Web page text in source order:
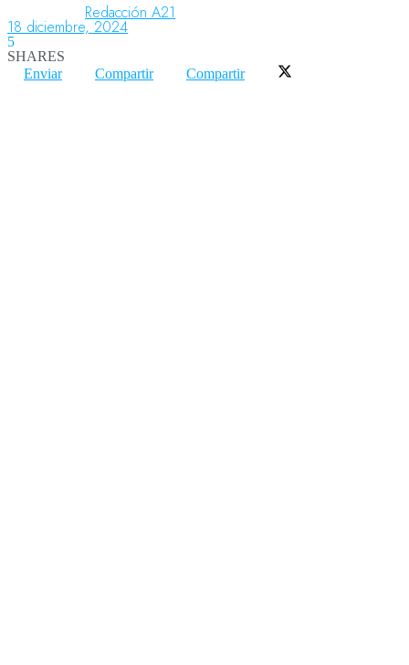
Redacción A21
18 diciembre, 2024
5
SHARES
Enviar
Compartir Compartir